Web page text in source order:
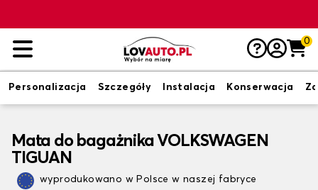
0
Personalizacja Szczegóły Instalacja Konserwacja
Mata do bagażnika VOLKSWAGEN
TIGUAN
wyprodukowano w Polsce w naszej fabryce